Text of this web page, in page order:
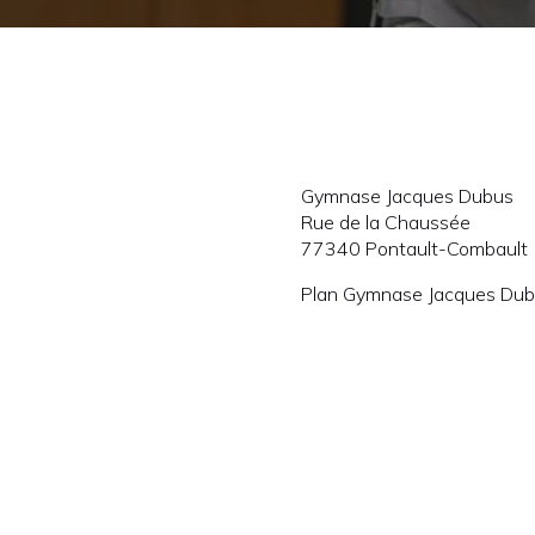
Gymnase Jacques Dubus
Rue de la Chaussée
77340 Pontault-Combault
Plan Gymnase Jacques